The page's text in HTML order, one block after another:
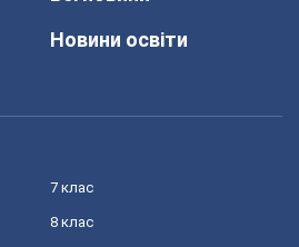
Новини освіти
7 клас
8 клас